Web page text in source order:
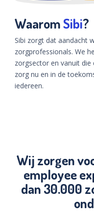
WaaromSibi?
Sibi zorgt dat aandacht
zorgprofessionals. We
zorgsector en vanuit die
zorg nu en in de
iedereen.
Wij zorgen
employee
dan 30.000